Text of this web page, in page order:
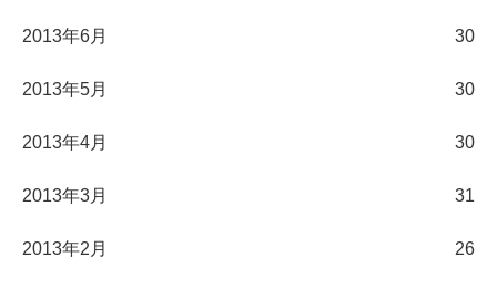
2013年6月 30
2013年5月 30
2013年4月 30
2013年3月 31
2013年2月 26